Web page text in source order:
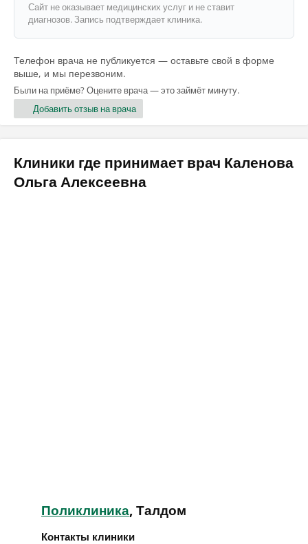
Сайт не оказывает медицинских услуг и не ставит
диагнозов. Запись подтверждает клиника.
Телефон врача не публикуется — оставьте свой в форме
выше, и мы перезвоним.
Были на приёме? Оцените врача — это займёт минуту.
Добавить отзыв на врача
Клиники где принимает врач Каленова
Ольга Алексеевна
Поликлиника, Талдом
Контакты клиники